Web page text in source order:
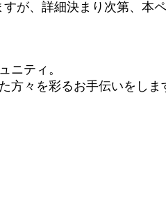
が、詳細決まり次第、本
ニティ。
々を彩るお手伝いをしま